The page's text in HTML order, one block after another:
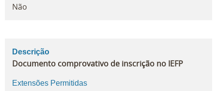
Não
Descrição
Documento comprovativo de inscrição no IEFP
Extensões Permitidas